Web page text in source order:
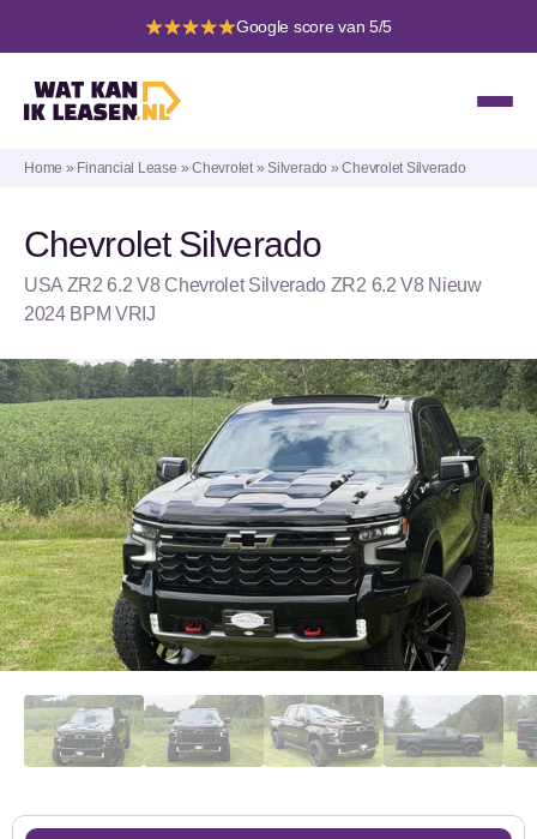
Google score van 5/5
Home » Financial Lease »Chevrolet »Silverado »Chevrolet Silverado
Chevrolet Silverado
USA ZR2 6.2 V8 Chevrolet Silverado ZR2 6.2 V8 Nieuw
2024 BPM VRIJ